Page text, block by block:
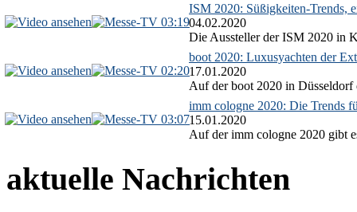
03:19
ISM 2020: Süßigkeiten-Trends,
04.02.2020
Die Aussteller der ISM 2020 in
02:20
boot 2020: Luxusyachten der
17.01.2020
Auf der boot 2020 in Düsseldorf
03:07
imm cologne 2020: Die Trends
15.01.2020
Auf der imm cologne 2020 gibt
aktuelle Nachrichten